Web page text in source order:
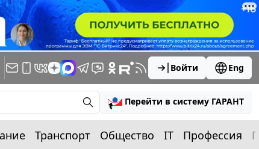
Войти Eng
Перейти в систему ГАРАНТ
Транспорт Общество IT Профессия